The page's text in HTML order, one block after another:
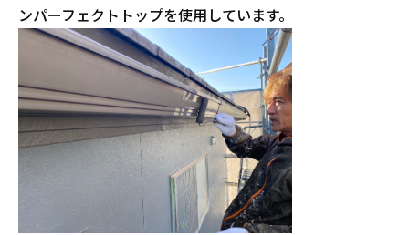
ンパーフェクトトップを使用しています。